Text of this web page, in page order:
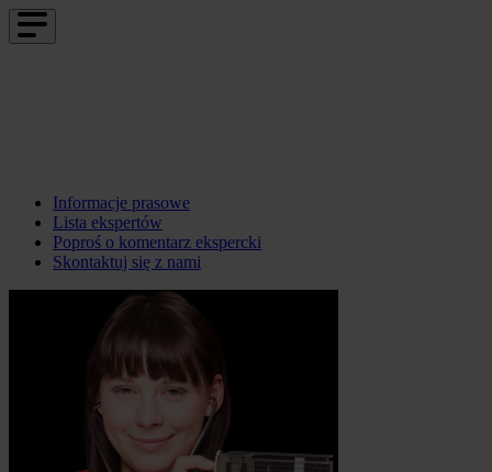
Informacje prasowe
Lista ekspertów
Poproś o komentarz ekspercki
Skontaktuj się z nami